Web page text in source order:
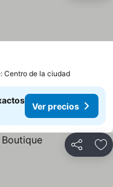
Centro de la ciudad
Ver precios
Compartir